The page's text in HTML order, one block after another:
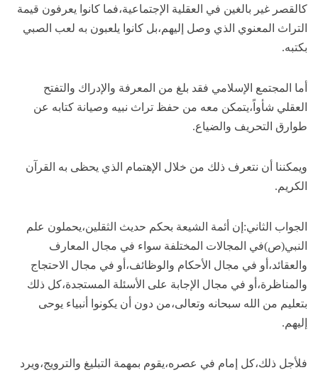
كالقصر غير بالغين في العقلية الإجتماعية،فما كانوا يعرفون قيمة
التراث المعنوي الذي وصل إليهم،بل كانوا يلعبون به لعب الصبي
بكتبه.
أما المجتمع الإسلامي فقد بلغ من المعرفة والإدراك والتفتح
العقلي شأواً،يتمكن معه من حفظ تراث نبيه وصيانة كتابه عن
طوارق التحريف والضياع.
ويمكننا أن نتعرف ذلك من خلال الإهتمام الذي يحظى به القرآن
الكريم.
الجواب الثاني:إن أئمة الشيعة بحكم حديث الثقلين،يحملون علم
النبي(ص)في المجالات المختلفة سواء في مجال المعارف
والعقائد،أو في مجال الأحكام والوظائف،أو في مجال الاحتجاج
والمناظرة،أو في مجال الإجابة على الأسئلة المستجدة،كل ذلك
بتعليم من الله سبحانه وتعالى،من دون أن يكونوا أنبياء يوحى
إليهم.
فلأجل ذلك،كل إمام في عصره،يقوم بمهمة التبليغ والترويج،ويرد